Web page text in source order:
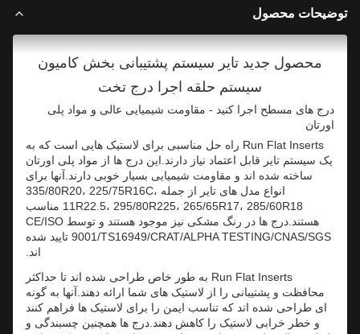
محصول
محصول جدید تایر سیستم پشتیبانی بخش کامیون
سیستم حلقه اجرا درج تخت
درج های مسطح اجرا کنید - مقاومت شیمیایی عالی و مواد پلی
اورتان
Run Flat Inserts راه حل مناسبی برای لاستیک هایی است که به
یک سیستم تایر قابل اعتماد نیاز دارند.این درج ها از مواد پلی اورتان
ساخته شده اند و مقاومت شیمیایی بسیار خوبی دارند.آنها برای
انواع مدل های تایر از جمله 335/80R20، 225/75R16C،
11R22.5، 295/80R225، 265/65R17، 285/60R18 مناسب
هستند.درج ها در رنگ مشکی نیز موجود هستند و توسط CE/ISO
9001/TS16949/CRAT/ALPHA TESTING/CNAS/SGS تایید شده
Run Flat Inserts به طور خاص طراحی شده اند تا حداکثر
محافظت و پشتیبانی را از لاستیک های شما ارائه دهند.آنها به گونه
ای طراحی شده اند که تناسب ایمن را برای لاستیک ها فراهم کنند
و خطر خرابی لاستیک را کاهش دهند.درج ها همچنین چسبندگی و